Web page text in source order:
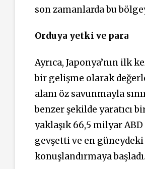
son zamanlarda bu
Orduya yetki ve para
Ayrıca, Japonya’nın ilk
bir gelişme olarak
alanı öz savunmayla
benzer şekilde yaratıcı
yaklaşık 66,5 milyar
gevşetti ve en
konuşlandırmaya başladı.